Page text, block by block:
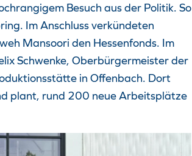
Besuch aus der Politik. So
Im Anschluss verkündeten
Mansoori den Hessenfonds. Im
Schwenke, Oberbürgermeister der
in Offenbach. Dort
plant, rund 200 neue Arbeitsplätze